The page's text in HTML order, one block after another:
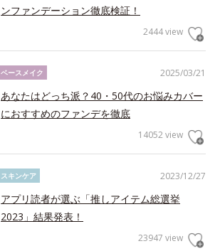
ンファンデーション徹底検証！
2444 view
2025/03/21
ベースメイク
あなたはどっち派？40・50代のお悩みカバー
におすすめのファンデを徹底
14052 view
2023/12/27
スキンケア
アプリ読者が選ぶ「推しアイテム総選挙
2023」結果発表！
23947 view